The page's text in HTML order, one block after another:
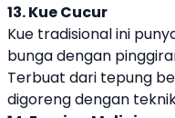
13. Kue Cucur
Kue tradisional ini
bunga dengan
Terbuat dari tepung
digoreng dengan